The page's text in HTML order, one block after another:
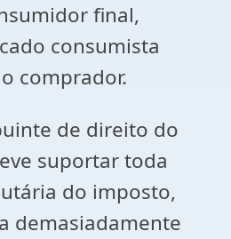
final,
consumista
comprador.
de direito do
suportar toda
do imposto,
demasiadamente